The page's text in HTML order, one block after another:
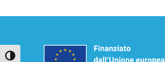
Attiva/disattiva alto contrasto